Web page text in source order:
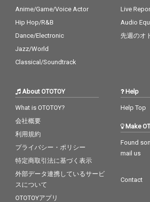
Anime/Game/Voice Actor
Hip Hop/R&B
Dance/Electronic
Jazz/World
Classical/Soundtrack
Live
Audio
先週のオ
About OTOTOY
What is OTOTOY?
会社概要
利用規約
プライバシー・ポリシー
特定商取引法に基づく表示
外部データ連携しているサービ
スについて
OTOTOYアプリ
Help
Help Top
Make
Found
mail us
Contact